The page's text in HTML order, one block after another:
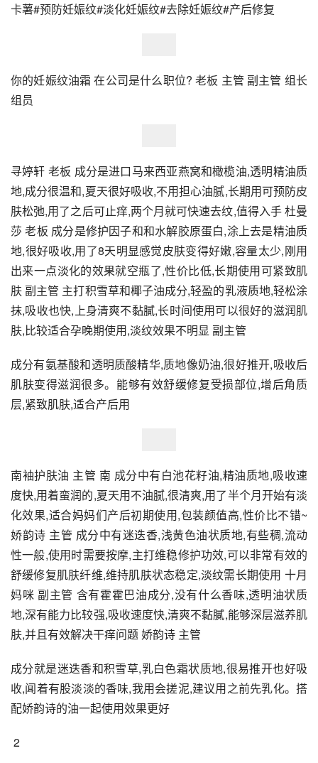
卡薯#预防妊娠纹#淡化妊娠纹#去除妊娠纹#产后修复
你的妊娠纹油霜 在公司是什么职位? 老板 主管 副主管 组长
组员
寻婷轩 老板 成分是进口马来西亚燕窝和橄榄油,透明精油质
地,成分很温和,夏天很好吸收,不用担心油腻,长期用可预防皮
肤松弛,用了之后可止痒,两个月就可快速去纹,值得入手 杜曼
莎 老板 成分是修护因子和和水解胶原蛋白,涂上去是精油质
地,很好吸收,用了8天明显感觉皮肤变得好嫩,容量太少,刚用
出来一点淡化的效果就空瓶了,性价比低,长期使用可紧致肌
肤 副主管 主打积雪草和椰子油成分,轻盈的乳液质地,轻松涂
抹,吸收也快,上身清爽不黏膩,长时间使用可以很好的滋润肌
肤,比较适合孕晚期使用,淡纹效果不明显 副主管
成分有氨基酸和透明质酸精华,质地像奶油,很好推开,吸收后
肌肤变得滋润很多。能够有效舒缓修复受损部位,增后角质
层,紧致肌肤,适合产后用
南袖护肤油 主管 南 成分中有白池花籽油,精油质地,吸收速
度快,用着蛮润的,夏天用不油腻,很清爽,用了半个月开始有淡
化效果,适合妈妈们产后初期使用,包装颜值高,性价比不错~
娇韵诗 主管 成分中有迷迭香,浅黄色油状质地,有些稠,流动
性一般,使用时需要按摩,主打维稳修护功效,可以非常有效的
舒缓修复肌肤纤维,维持肌肤状态稳定,淡纹需长期使用 十月
妈咪 副主管 含有霍霍巴油成分,没有什么香味,透明油状质
地,深有能力比较强,吸收速度快,清爽不黏膩,能够深层滋养肌
肤,并且有效解决干痒问题 娇韵诗 主管
成分就是迷迭香和积雪草,乳白色霜状质地,很易推开也好吸
收,闻着有股淡淡的香味,我用会搓泥,建议用之前先乳化。搭
配娇韵诗的油一起使用效果更好
2